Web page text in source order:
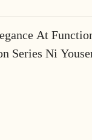
At
Series Ni